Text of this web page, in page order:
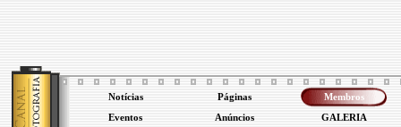
Notícias Páginas Membros
Eventos Anúncios GALERIA